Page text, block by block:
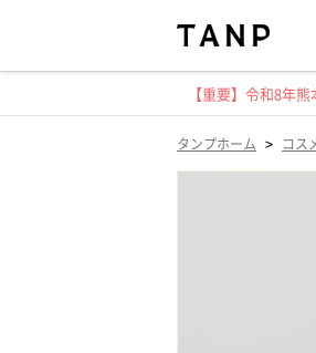
【重要】令和8年
タンプホーム > コス